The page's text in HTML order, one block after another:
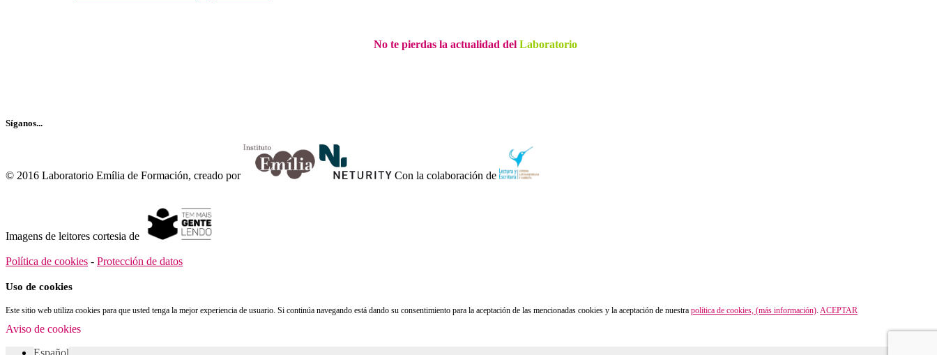
No te pierdas la actualidad del Laboratorio
Síganos...
© 2016 Laboratorio Emília de Formación, creado por Con la colaboración de
Imagens de leitores cortesia de
Política de cookies - Protección de datos
Uso de cookies
Este sitio web utiliza cookies para que usted tenga la mejor experiencia de usuario. Si continúa navegando está dando su consentimiento para la aceptación de las mencionadas cookies y la aceptación de nuestra política de cookies, (más información) ACEPTAR
Aviso de cookies
Español